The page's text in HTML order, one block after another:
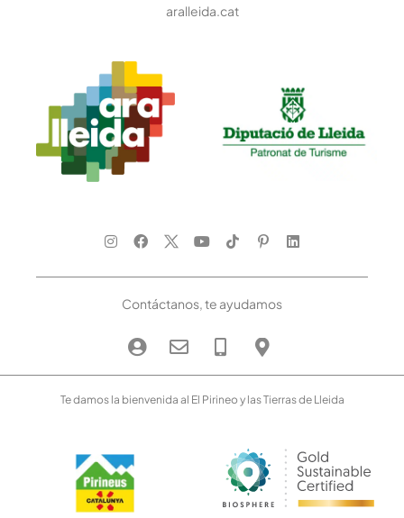
aralleida.cat
Contáctanos, te ayudamos
Te damos la bienvenida al El Pirineo y las Tierras de Lleida